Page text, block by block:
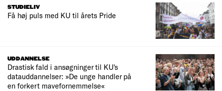
STUDIELIV
Få høj puls med KU til årets Pride
UDDANNELSE
Drastisk fald i ansøgninger til KU's
datauddannelser: »De unge handler på
en forkert mavefornemmelse«